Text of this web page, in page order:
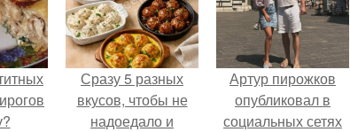
Сразу 5 разных
вкусов, чтобы не
надоедало и
Артур пирожков
опубликовал в
социальных сетях